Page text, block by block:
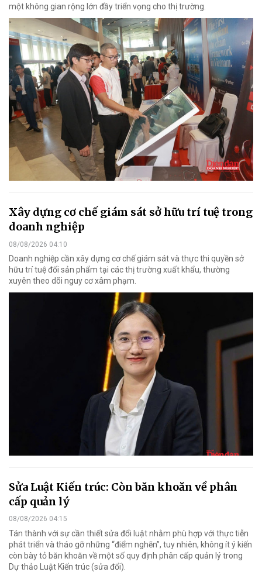
một không gian rộng lớn đầy triển vọng cho thị trường.
Xây dựng cơ chế giám sát sở hữu trí tuệ trong
doanh nghiệp
08/08/2026 04:10
Doanh nghiệp cần xây dựng cơ chế giám sát và thực thi quyền sở
hữu trí tuệ đối sản phẩm tại các thị trường xuất khẩu, thường
xuyên theo dõi nguy cơ xâm phạm.
Sửa Luật Kiến trúc: Còn băn khoăn về phân
cấp quản lý
08/08/2026 04:15
Tán thành với sự cần thiết sửa đổi luật nhằm phù hợp với thực tiễn
phát triển và tháo gỡ những “điểm nghẽn”, tuy nhiên, không ít ý kiến
còn bày tỏ băn khoăn về một số quy định phân cấp quản lý trong
Dự thảo Luật Kiến trúc (sửa đổi).